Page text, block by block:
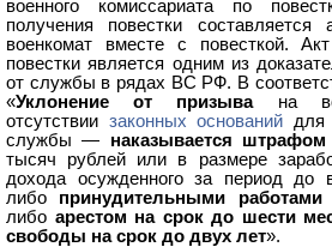
военного комиссариата по
получения повестки
военкомат вместе с повесткой.
повестки является одним из
от службы в рядах ВС РФ. В
«Уклонение от призыва на
отсутствии законных оснований для
службы — наказывается штрафом
тысяч рублей или в размере
дохода осужденного за период до
либо принудительными работами
либо арестом на срок до шести
свободы на срок до двух лет».